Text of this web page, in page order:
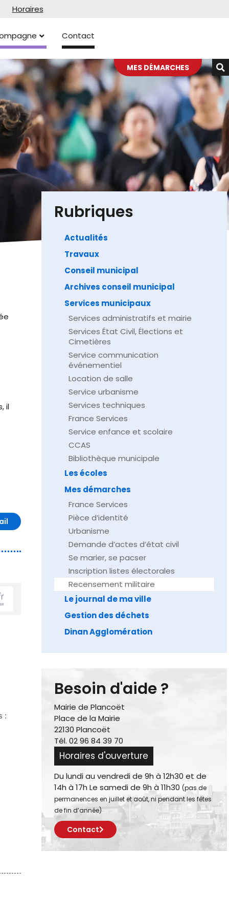
Horaires
Contact
MES DÉMARCHES
il
:
Rubriques
Actualités
Travaux
Conseil municipal
Archives conseil municipal
Services municipaux
Services administratifs et mairie
Services État Civil, Élections et
Cimetières
Service communication
événementiel
Location de salle
Service urbanisme
Services techniques
France Services
Service enfance et scolaire
CCAS
Bibliothèque municipale
Les écoles
Mes démarches
France Services
Pièce d’identité
Urbanisme
Demande d’actes d’état civil
Se marier, se pacser
Inscription listes électorales
Recensement militaire
Le journal de ma ville
Gestion des déchets
Dinan Agglomération
Besoin d'aide ?
Mairie de Plancoët
Place de la Mairie
22130 Plancoët
Tél. 02 96 84 39 70
Horaires d'ouverture
Du lundi au vendredi de 9h à 12h30 et de
14h à 17h Le samedi de 9h à 11h30 (pas de
permanences en juillet et août, ni pendant les fêtes
de fin d’année)
Contact